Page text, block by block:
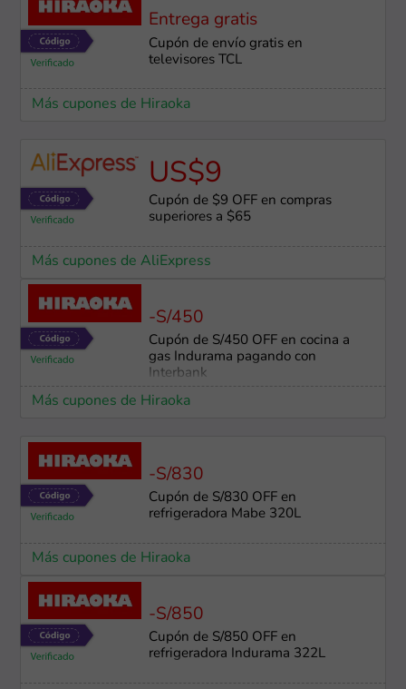
Entrega gratis
Cupón de envío gratis en
televisores TCL
Más cupones de Hiraoka
US$9
Cupón de $9 OFF en compras
superiores a $65
Más cupones de AliExpress
-S/450
Cupón de S/450 OFF en cocina a
gas Indurama pagando con
Interbank
Más cupones de Hiraoka
-S/830
Cupón de S/830 OFF en
refrigeradora Mabe 320L
Más cupones de Hiraoka
-S/850
Cupón de S/850 OFF en
refrigeradora Indurama 322L